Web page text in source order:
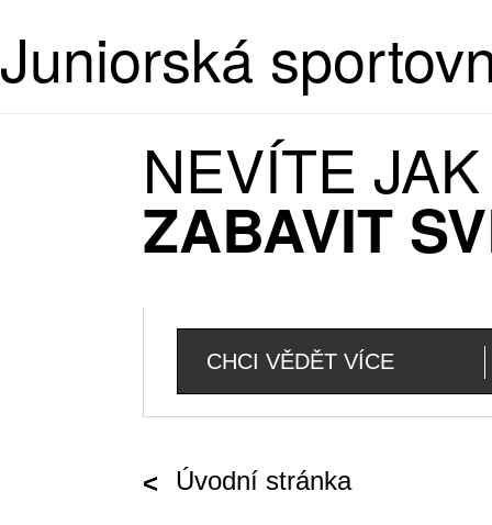
Juniorská
NEVÍTE
ZABAVIT
CHCI VĚDĚT VÍCE
Úvodní stránka